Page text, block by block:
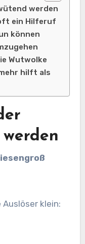
werden
ein Hilferuf
können
Wutwolke
hilft als
klein: